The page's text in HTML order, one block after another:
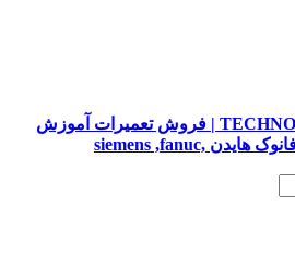
تکنوست TECHNOSET | فروش تعمیرات آموزش
برنامه نویسی cnc زیمنس فانوک هایدن siemens ,fanuc,